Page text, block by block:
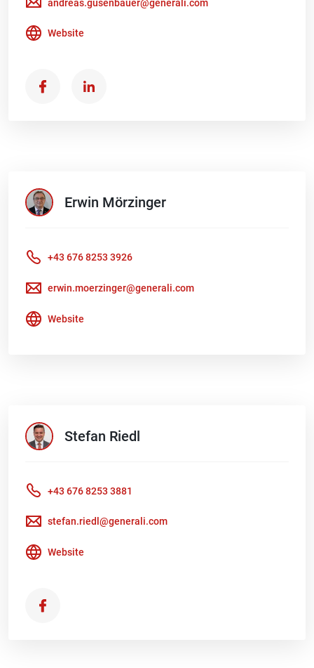
andreas.gusenbauer@generali.com
Website
Erwin Mörzinger
+43 676 8253 3926
erwin.moerzinger@generali.com
Website
Stefan Riedl
+43 676 8253 3881
stefan.riedl@generali.com
Website